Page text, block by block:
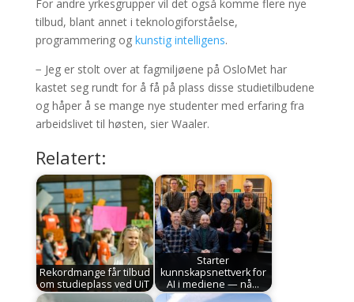
For andre yrkesgrupper vil det også komme flere nye
tilbud, blant annet i teknologiforståelse,
programmering og kunstig intelligens.
− Jeg er stolt over at fagmiljøene på OsloMet har
kastet seg rundt for å få på plass disse studietilbudene
og håper å se mange nye studenter med erfaring fra
arbeidslivet til høsten, sier Waaler.
Relatert:
Rekordmange får tilbud
om studieplass ved UiT
Starter
kunnskapsnettverk for
AI i mediene — nå…